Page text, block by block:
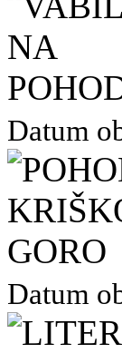
Datum
Datum